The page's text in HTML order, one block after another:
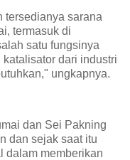
tersedianya sarana
termasuk di
satu fungsinya
dari industri
ungkapnya.
dan Sei Pakning
dan sejak saat itu
dalam memberikan